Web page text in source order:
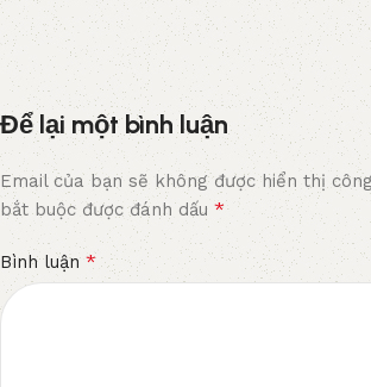
Để lại một bình luận
Email của bạn sẽ không được hiển thị
bắt buộc được đánh dấu *
Bình luận *